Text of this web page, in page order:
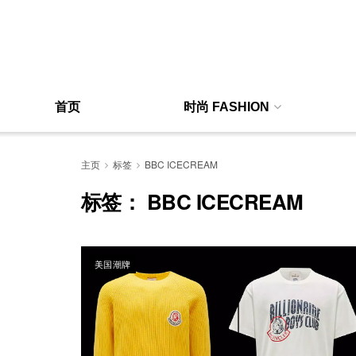
首页 时尚 FASHION
主页 标签 BBC ICECREAM
标签： BBC ICECREAM
美国潮牌